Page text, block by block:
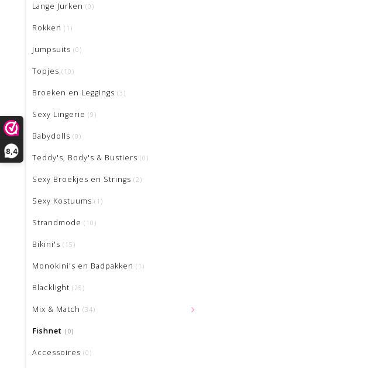
8,4
Lange Jurken (0)
Rokken (1)
Jumpsuits (0)
Topjes (10)
Broeken en Leggings (3)
Sexy Lingerie (9)
Babydolls (0)
Teddy's, Body's & Bustiers (0)
Sexy Broekjes en Strings (2)
Sexy Kostuums (1)
Strandmode (10)
Bikini's (15)
Monokini's en Badpakken (1)
Blacklight (25)
Mix & Match (34)
Fishnet (0)
Accessoires (0)